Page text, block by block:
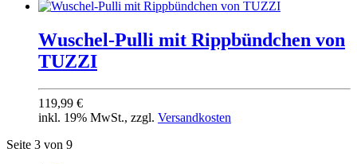
Wuschel-Pulli mit Rippbündchen von
TUZZI
119,99 €
inkl. 19% MwSt., zzgl. Versandkosten
Seite 3 von 9